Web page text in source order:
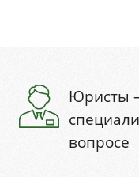
Юристы
вопросе